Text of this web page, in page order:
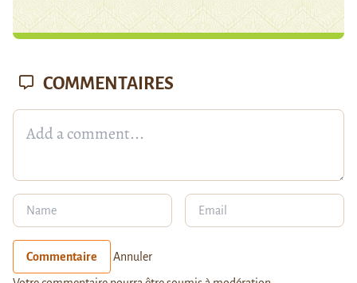
COMMENTAIRES
Commentaire Annuler